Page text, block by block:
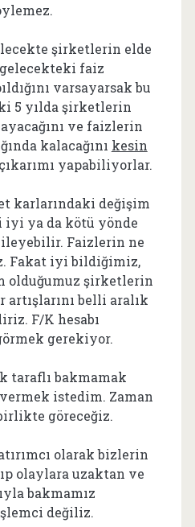
şirketlerin elde
faiz
varsayarsak bu
5 yılda şirketlerin
ve faizlerin
kalacağını kesin
yapabiliyorlar.
karlarındaki değişim
iyi ya da kötü yönde
Faizlerin ne
Fakat iyi bildiğimiz,
olduğumuz şirketlerin
artışlarını belli aralık
F/K hesabı
gerekiyor.
taraflı bakmamak
istedim. Zaman
göreceğiz.
olarak bizlerin
olaylara uzaktan ve
bakmamız
değiliz.